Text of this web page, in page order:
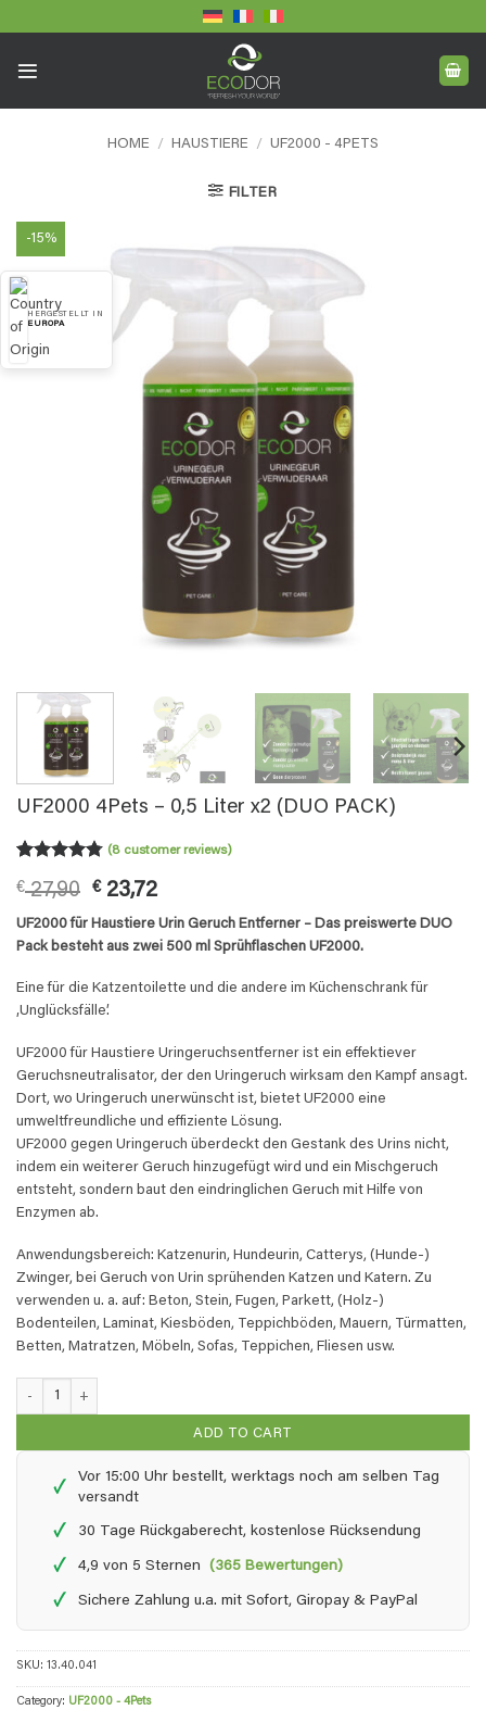
to
HOME / HAUSTIERE / UF2000 - 4PETS
FILTER
-15%
HERGESTELLT IN
EUROPA
UF2000 4Pets – 0,5 Liter x2 (DUO PACK)
out of 5
customer
ratings
(8customer reviews)
€27,90 Original
price
was:
€ 27,90.
€23,72Current
price
is:
€ 23,72.
UF2000 für Haustiere Urin Geruch Entferner​ – Das preiswerte DUO
Pack besteht aus zwei 500 ml Sprühflaschen UF2000.
Eine für die Katzentoilette und die andere im Küchenschrank für
‚Unglücksfälle’.
UF2000 für Haustiere Uringeruchsentferner ist ein effektiever
Geruchsneutralisator, der den Uringeruch wirksam den Kampf ansagt.
Dort, wo Uringeruch unerwünscht ist, bietet UF2000 eine
umweltfreundliche und effiziente Lösung.
UF2000 gegen Uringeruch überdeckt den Gestank des Urins nicht,
indem ein weiterer Geruch hinzugefügt wird und ein Mischgeruch
entsteht, sondern baut den eindringlichen Geruch mit Hilfe von
Enzymen ab.
Anwendungsbereich: Katzenurin, Hundeurin, Catterys, (Hunde-)
Zwinger, bei Geruch von Urin sprühenden Katzen und Katern. Zu
verwenden u. a. auf: Beton, Stein, Fugen, Parkett, (Holz-)
Bodenteilen, Laminat, Kiesböden, Teppichböden, Mauern, Türmatten,
Betten, Matratzen, Möbeln, Sofas, Teppichen, Fliesen usw.
ADD TO CART
✓
Vor 15:00 Uhr bestellt, werktags noch am selben Tag
versandt
✓ 30 Tage Rückgaberecht, kostenlose Rücksendung
✓ 4,9 von 5 Sternen(365 Bewertungen)
✓ Sichere Zahlung u.a. mit Sofort, Giropay & PayPal
SKU: 13.40.041
Category: UF2000 - 4Pets